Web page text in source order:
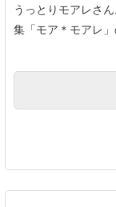
うっとりモアレさ
集「モア＊モアレ